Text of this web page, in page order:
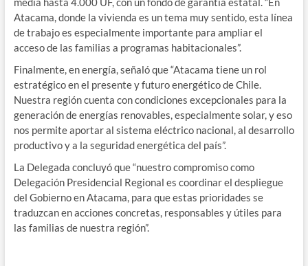
Atacama, donde la vivienda es un tema muy sentido, esta línea
de trabajo es especialmente importante para ampliar el
acceso de las familias a programas habitacionales”.
Finalmente, en energía, señaló que “Atacama tiene un rol
estratégico en el presente y futuro energético de Chile.
Nuestra región cuenta con condiciones excepcionales para la
generación de energías renovables, especialmente solar, y eso
nos permite aportar al sistema eléctrico nacional, al desarrollo
productivo y a la seguridad energética del país”.
La Delegada concluyó que “nuestro compromiso como
Delegación Presidencial Regional es coordinar el despliegue
del Gobierno en Atacama, para que estas prioridades se
traduzcan en acciones concretas, responsables y útiles para
las familias de nuestra región”.